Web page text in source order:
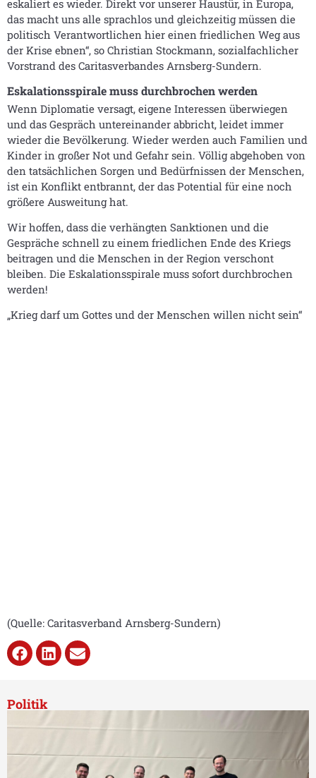
eskaliert es wieder. Direkt vor unserer Haustür, in Europa,
das macht uns alle sprachlos und gleichzeitig müssen die
politisch Verantwortlichen hier einen friedlichen Weg aus
der Krise ebnen“, so Christian Stockmann, sozialfachlicher
Vorstrand des Caritasverbandes Arnsberg-Sundern.
Eskalationsspirale muss durchbrochen werden
Wenn Diplomatie versagt, eigene Interessen überwiegen
und das Gespräch untereinander abbricht, leidet immer
wieder die Bevölkerung. Wieder werden auch Familien und
Kinder in großer Not und Gefahr sein. Völlig abgehoben von
den tatsächlichen Sorgen und Bedürfnissen der Menschen,
ist ein Konflikt entbrannt, der das Potential für eine noch
größere Ausweitung hat.
Wir hoffen, dass die verhängten Sanktionen und die
Gespräche schnell zu einem friedlichen Ende des Kriegs
beitragen und die Menschen in der Region verschont
bleiben. Die Eskalationsspirale muss sofort durchbrochen
werden!
„Krieg darf um Gottes und der Menschen willen nicht sein“
(Quelle: Caritasverband Arnsberg-Sundern)
Politik